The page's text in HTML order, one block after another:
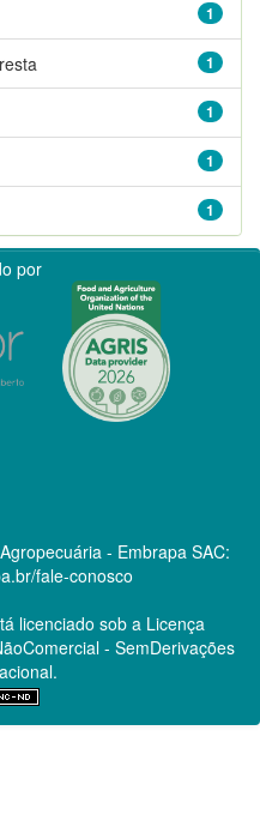
1
1
1
1
1
por
- Embrapa SAC:
fale-conosco
licenciado sob a Licença
- SemDerivações